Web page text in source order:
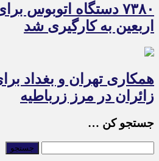
۷۳۸۰ دستگاه اتوبوس
اربعین به‌ کارگیری شد
همکاری تهران و بغداد
زائران در مرز زرباطیه
جستجو کن …